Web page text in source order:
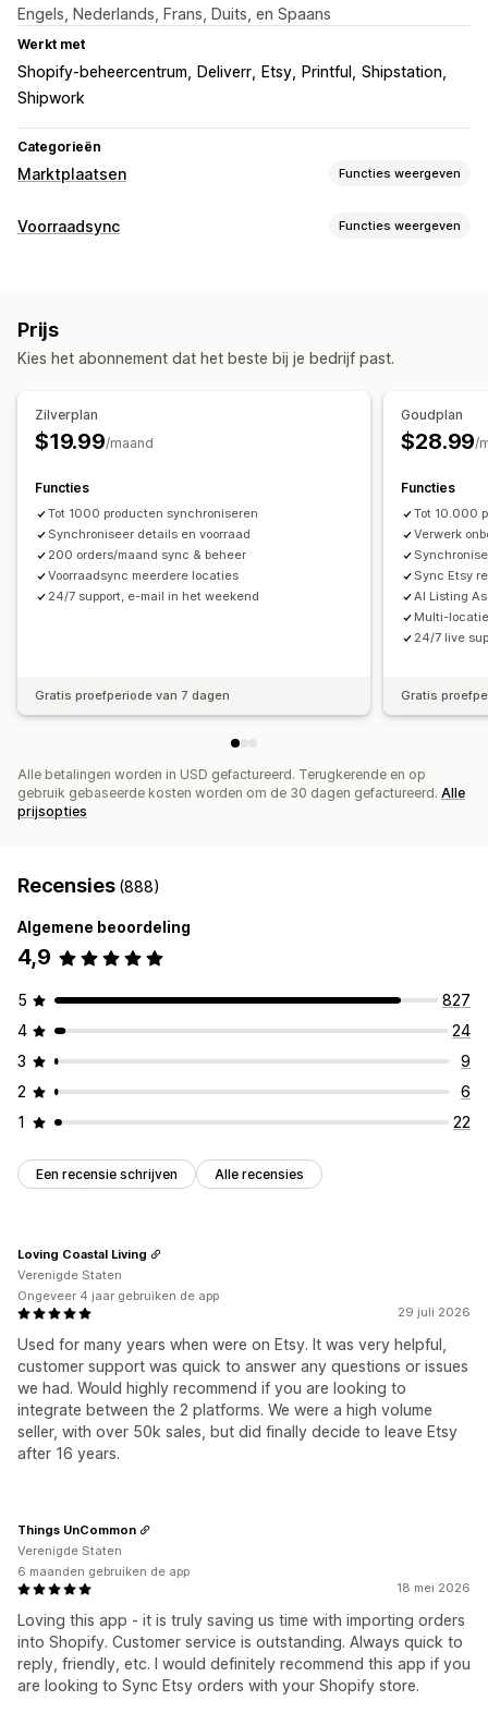
Engels, Nederlands, Frans, Duits, en Spaans
Werkt met
Shopify-beheercentrum Deliverr Etsy Printful
Shipstation
Shipwork
Categorieën
Marktplaatsen Functies weergeven
Vermeldingsbeheer
Aangepaste vermeldingen
Bulkbestellingen
Synchronisatie van tracking
Voorraadsync Functies weergeven
Barcodes
Bulk
Realtime Gepland Aangepast
Geautomatiseerde meldingen
Aangepaste meldingen
Voorraadmeldingen
Gegevensimport en -export Status in realtime
Gedetailleerde logboeken
Prijs
Kies het abonnement dat het beste bij je bedrijf past.
Zilverplan
$19.99/maand
Functies
Tot 1000 producten synchroniseren
Synchroniseer details en voorraad
200 orders/maand sync & beheer
Voorraadsync meerdere locaties
24/7 support, e-mail in het weekend
Gratis proefperiode van 7 dagen
Goudplan
$28.99/
Functies
Tot 10.000
Verwerk
Sync Etsy
AI Listing
Multi-
24/7 live
Gratis
Alle betalingen worden in USD gefactureerd. Terugkerende en op
gebruik gebaseerde kosten worden om de 30 dagen gefactureerd. Alle
prijsopties
Recensies (888)
Algemene beoordeling
4,9
5
827
4
24
3
9
2
6
1
22
Een recensie schrijven Alle recensies
29 juli 2026
Used for many years when were on Etsy. It was very helpful,
customer support was quick to answer any questions or issues
we had. Would highly recommend if you are looking to
integrate between the 2 platforms. We were a high volume
seller, with over 50k sales, but did finally decide to leave Etsy
after 16 years.
Loving Coastal Living
Verenigde Staten
Ongeveer 4 jaar gebruiken de app
18 mei 2026
Loving this app - it is truly saving us time with importing orders
into Shopify. Customer service is outstanding. Always quick to
reply, friendly, etc. I would definitely recommend this app if you
are looking to Sync Etsy orders with your Shopify store.
Things UnCommon
Verenigde Staten
6 maanden gebruiken de app